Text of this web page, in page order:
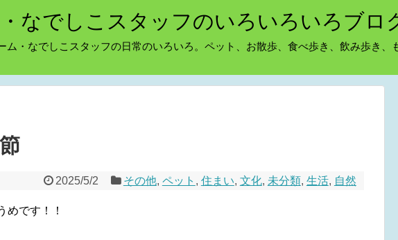
なでしこスタッフのいろいろいろブロ
ム・なでしこスタッフの日常のいろいろ。ペット、お散歩、食べ歩き、飲み歩き、
2025/5/2 その他, ペット , 住まい, 文化, 未分類, 生活, 自然
です！！